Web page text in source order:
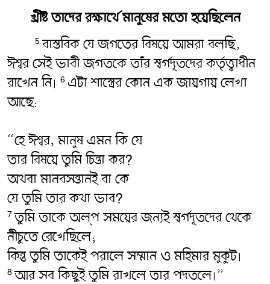
খ্রীষ্ট তাদের রক্ষার্থে মানুষের মতো হয়েছিলেন
5বাস্তবিক যে জগতের বিষয়ে আমরা বলছি,
ঈশ্বর সেই ভাবী জগতকে তাঁর স্বর্গদূতদের কর্তৃত্ত্বাধীন
রাখেন নি৷ 6 এটা শাস্ত্রের কোন এক জায়গায় লেখা
আছে:
“হে ঈশ্বর, মানুষ এমন কি যে
তার বিষয়ে তুমি চিন্তা কর?
অথবা মানবসন্তানই বা কে
যে তুমি তার কথা ভাব?
7তুমি তাকে অল্প সময়ের জন্যই স্বর্গদূতদের থেকে
নীচুতে রেখেছিলে;
কিন্তু তুমি তাকেই পরালে সম্মান ও মহিমার মুকুট৷
8আর সব কিছুই তুমি রাখলে তার পদতলে৷”